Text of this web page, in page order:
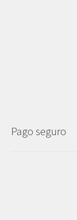
Pago seguro